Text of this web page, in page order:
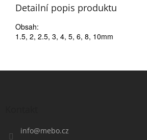
Detailní popis produktu
Obsah:
1.5, 2, 2.5, 3, 4, 5, 6, 8, 10mm
info@mebo.cz